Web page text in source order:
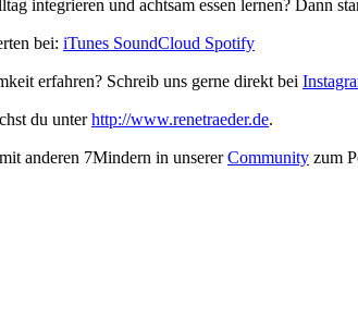
integrieren und achtsam essen lernen? Dann
bei: iTunes SoundCloud Spotify
erfahren? Schreib uns gerne direkt bei
du unterhttp://www.renetraeder.de.
anderen 7Mindern in unsererCommunity zum